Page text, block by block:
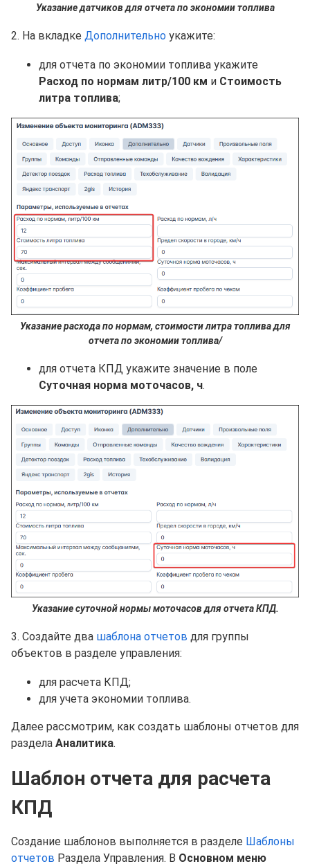
Указание датчиков для отчета по экономии топлива
2. На вкладке Дополнительно укажите:
для отчета по экономии топлива укажите
Расход по нормам литр/100 км и Стоимость
литра топлива;
Указание расхода по нормам, стоимости литра топлива для
отчета по экономии топлива/
для отчета КПД укажите значение в поле
Суточная норма моточасов, ч.
Указание суточной нормы моточасов для отчета КПД.
3. Создайте два шаблона отчетов для группы
объектов в разделе управления:
для расчета КПД;
для учета экономии топлива.
Далее рассмотрим, как создать шаблоны отчетов для
раздела Аналитика.
Шаблон отчета для расчета
КПД
Создание шаблонов выполняется в разделе Шаблоны
отчетов Раздела Управления. В Основном меню